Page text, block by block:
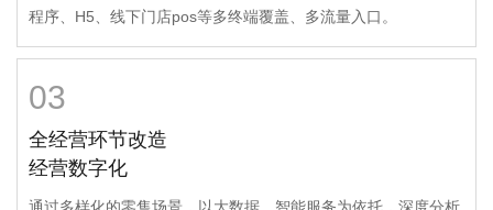
程序、H5、线下门店pos等多终端覆盖、多流量入口。
03
全经营环节改造
经营数字化